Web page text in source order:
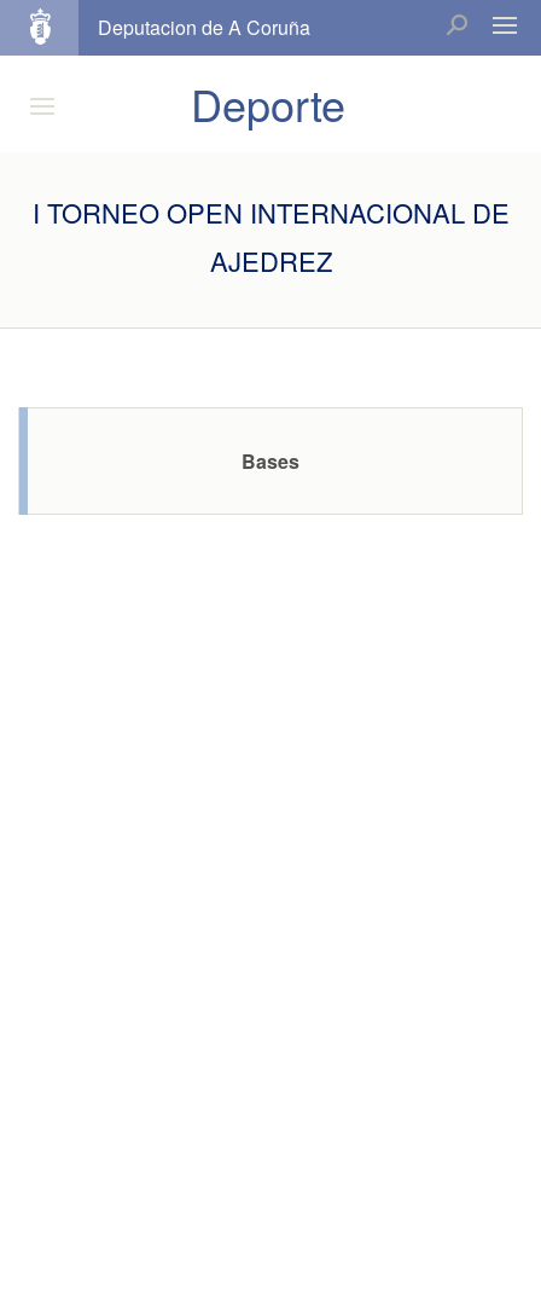
Deputacion de A Coruña
Deporte
I TORNEO OPEN INTERNACIONAL DE
AJEDREZ
Bases